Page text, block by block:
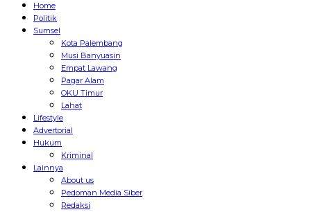
Home
Politik
Sumsel
Kota Palembang
Musi Banyuasin
Empat Lawang
Pagar Alam
OKU Timur
Lahat
Lifestyle
Advertorial
Hukum
Kriminal
Lainnya
About us
Pedoman Media Siber
Redaksi